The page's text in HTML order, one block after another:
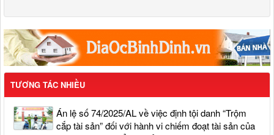
TƯƠNG TÁC NHIỀU
Án lệ số 74/2025/AL về việc định tội danh “Trộm
cắp tài sản” đối với hành vi chiếm đoạt tài sản của